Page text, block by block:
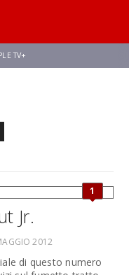
TV+
1
Jr.
2012
di questo numero